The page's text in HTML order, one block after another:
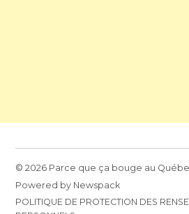
© 2026 Parce que ça bouge au
Powered by Newspack
POLITIQUE DE PROTECTION DES